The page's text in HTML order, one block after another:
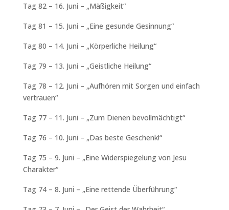
Tag 82 – 16. Juni – „Mäßigkeit“
Tag 81 – 15. Juni – „Eine gesunde Gesinnung“
Tag 80 – 14. Juni – „Körperliche Heilung“
Tag 79 – 13. Juni – „Geistliche Heilung“
Tag 78 – 12. Juni – „Aufhören mit Sorgen und einfach
vertrauen“
Tag 77 – 11. Juni – „Zum Dienen bevollmächtigt“
Tag 76 – 10. Juni – „Das beste Geschenk!“
Tag 75 – 9. Juni – „Eine Widerspiegelung von Jesu
Charakter“
Tag 74 – 8. Juni – „Eine rettende Überführung“